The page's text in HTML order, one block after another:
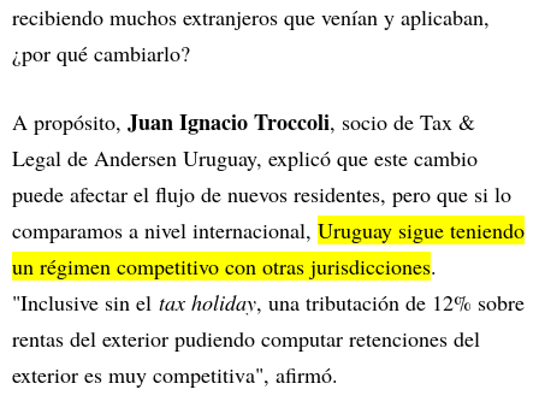
recibiendo muchos extranjeros que venían y aplicaban,
¿por qué cambiarlo?
A propósito, Juan Ignacio Troccoli, socio de Tax &
Legal de Andersen Uruguay, explicó que este cambio
puede afectar el flujo de nuevos residentes, pero que si lo
comparamos a nivel internacional, Uruguay sigue teniendo
un régimen competitivo con otras jurisdicciones.
"Inclusive sin el tax holiday, una tributación de 12% sobre
rentas del exterior pudiendo computar retenciones del
exterior es muy competitiva", afirmó.